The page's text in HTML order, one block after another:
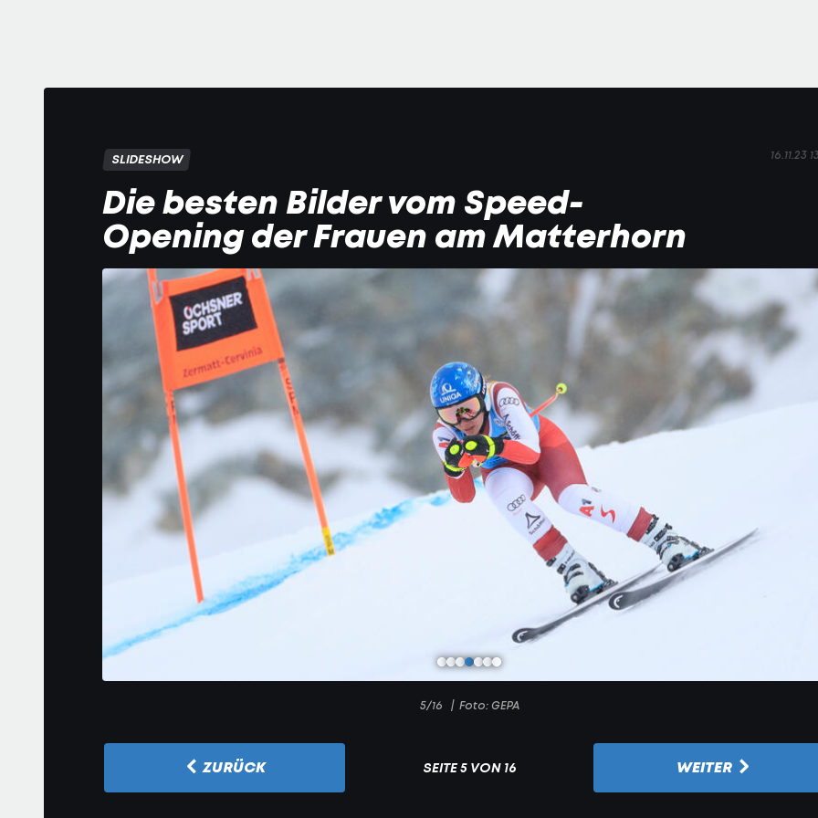
16.11.23
SLIDESHOW
Die besten Bilder vom Speed-
Opening der Frauen am Matterhorn
5/16 Foto: GEPA
ZURÜCK SEITE5 VON 16 WEITER